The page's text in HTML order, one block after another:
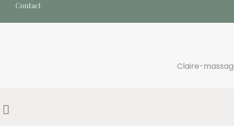
Contact
Claire-